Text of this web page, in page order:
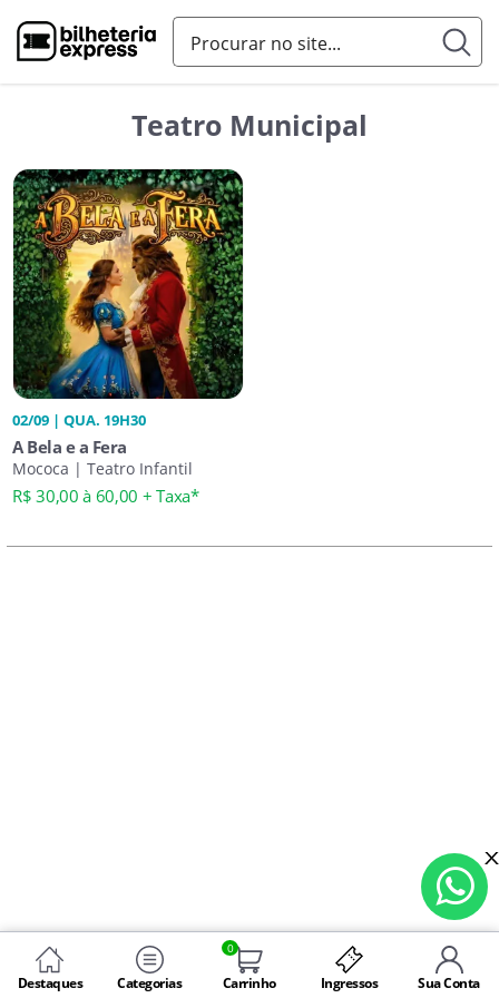
Destaques Categorias
0
Carrinho Ingressos Sua Conta
Teatro Municipal
02/09 | QUA. 19H30
A Bela e a Fera
Mococa | Teatro Infantil
R$ 30,00 à 60,00 + Taxa*